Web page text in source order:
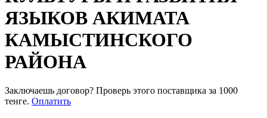
ЯЗЫКОВ АКИМАТА
КАМЫСТИНСКОГО
РАЙОНА
Заключаешь договор? Проверь этого поставщика за 1000
тенге. Оплатить